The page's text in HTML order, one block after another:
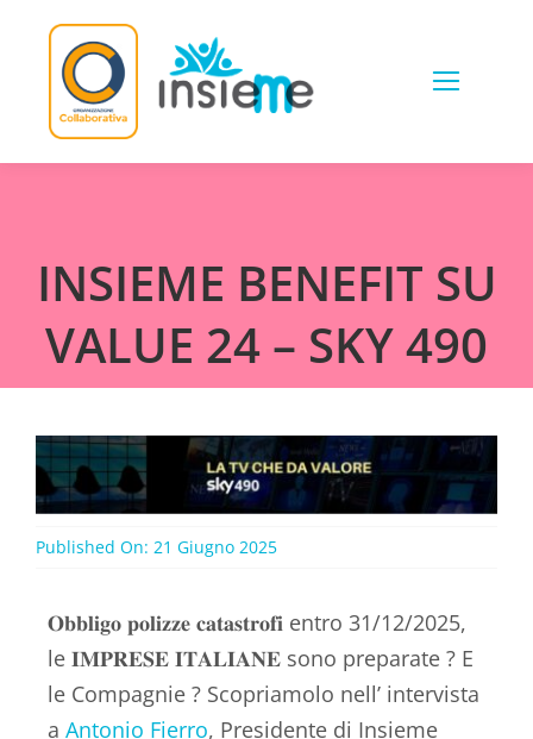
content
INSIEME BENEFIT SU
VALUE 24 – SKY 490
Published On: 21 Giugno 2025
𝐎𝐛𝐛𝐥𝐢𝐠𝐨 𝐩𝐨𝐥𝐢𝐳𝐳𝐞 𝐜𝐚𝐭𝐚𝐬𝐭𝐫𝐨𝐟𝐢 entro 31/12/2025,
le 𝐈𝐌𝐏𝐑𝐄𝐒𝐄 𝐈𝐓𝐀𝐋𝐈𝐀𝐍𝐄 sono preparate ? E
le Compagnie ? Scopriamolo nell’ intervista
a Antonio Fierro, Presidente di Insieme